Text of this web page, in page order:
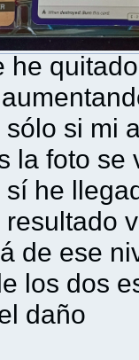
he
sólo si mi
la foto se
he
de ese
los dos
daño